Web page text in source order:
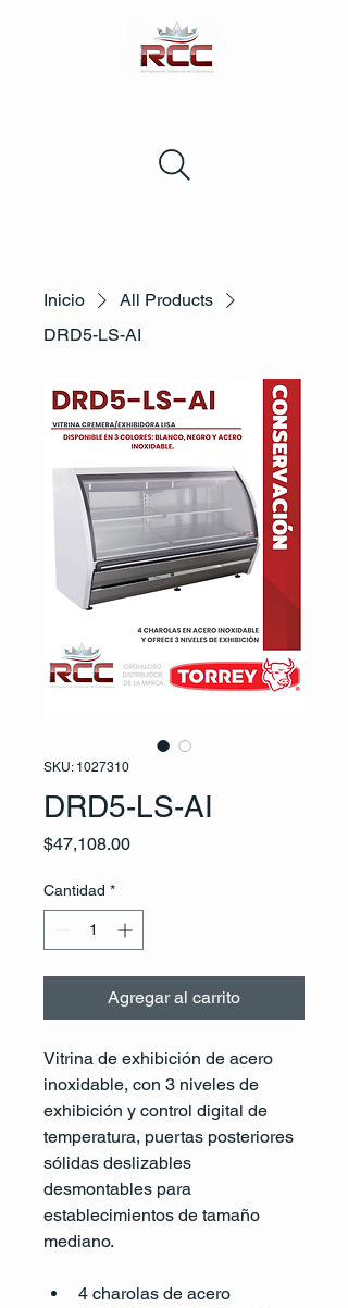
Inicio
All Products
DRD5-LS-AI
SKU: 1027310
DRD5-LS-AI
$47,108.00Precio
Cantidad *
Agregar al carrito
Vitrina de exhibición de acero
inoxidable, con 3 niveles de
exhibición y control digital de
temperatura, puertas posteriores
sólidas deslizables
desmontables para
establecimientos de tamaño
mediano.
4 charolas de acero